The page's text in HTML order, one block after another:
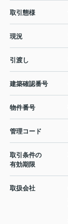
取引態様
現況
引渡し
建築確認番号
物件番号
管理コード
取引条件の
有効期限
取扱会社